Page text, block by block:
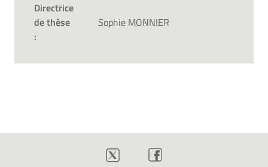
Directrice
de thèse
:
Sophie MONNIER